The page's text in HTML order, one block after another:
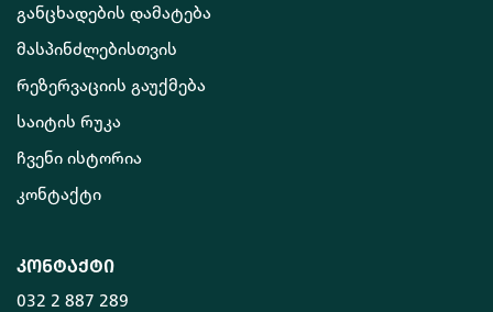
განცხადების დამატება
მასპინძლებისთვის
რეზერვაციის გაუქმება
საიტის რუკა
ჩვენი ისტორია
კონტაქტი
კონტაქტი
032 2 887 289